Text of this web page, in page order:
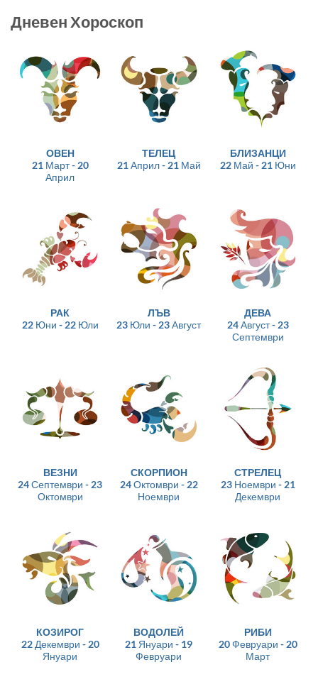
Дневен Хороскоп
ОВЕН
21 Март - 20
Април
ТЕЛЕЦ
21 Април - 21 Май
БЛИЗАНЦИ
22 Май - 21 Юни
РАК
22 Юни - 22 Юли
ЛЪВ
23 Юли - 23 Август
ДЕВА
24 Август - 23
Септември
ВЕЗНИ
24 Септември - 23
Октомври
СКОРПИОН
24 Октомври - 22
Ноември
СТРЕЛЕЦ
23 Ноември - 21
Декември
КОЗИРОГ
22 Декември - 20
Януари
ВОДОЛЕЙ
21 Януари - 19
Февруари
РИБИ
20 Февруари - 20
Март